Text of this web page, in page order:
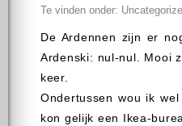
Te vinden onder:
De Ardennen zijn er
Ardenski: nul-nul. Mooi
keer.
Ondertussen wou ik
kon gelijk een Ikea-